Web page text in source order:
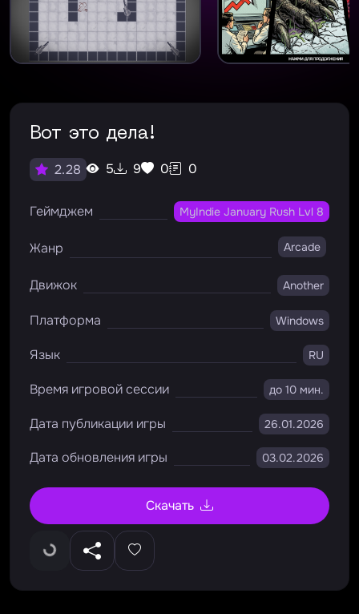
Вот это дела!
2.28 5 9 0 0
Геймджем MyIndie January Rush Lvl 8
Жанр Arcade
Движок Another
Платформа Windows
Язык RU
Время игровой сессии до 10 мин.
Дата публикации игры 26.01.2026
Дата обновления игры 03.02.2026
Скачать